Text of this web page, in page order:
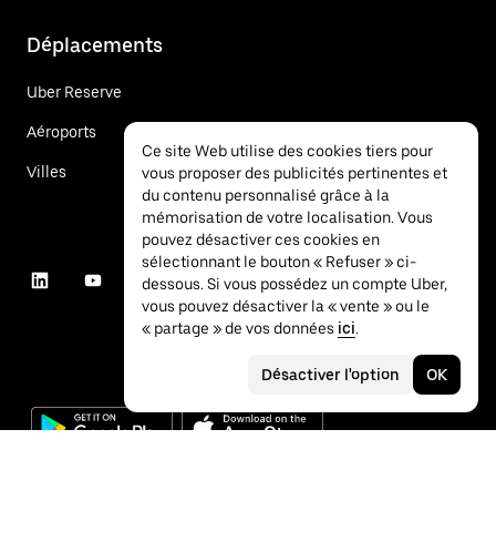
Déplacements
Uber Reserve
Aéroports
Villes
Ce site Web utilise des cookies tiers pour
vous proposer des publicités pertinentes et
du contenu personnalisé grâce à la
mémorisation de votre localisation. Vous
pouvez désactiver ces cookies en
sélectionnant le bouton « Refuser » ci-
dessous. Si vous possédez un compte Uber,
vous pouvez désactiver la « vente » ou le
« partage » de vos données ici.
Désactiver l'option OK